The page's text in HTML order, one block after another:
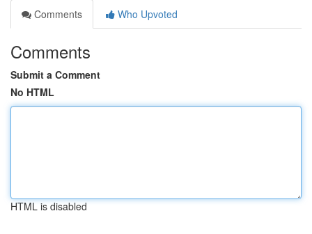
Comments
Who Upvoted
Comments
Submit a Comment
No HTML
HTML is disabled